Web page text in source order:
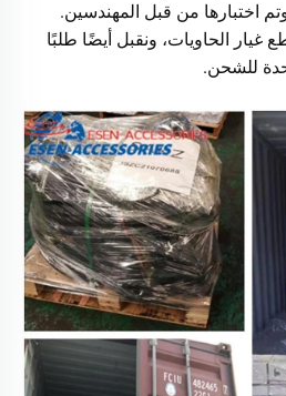
اختبارها من قبل المهندسين.
غيار الحاويات، ونقبل أيضًا طلبًا
للشحن.